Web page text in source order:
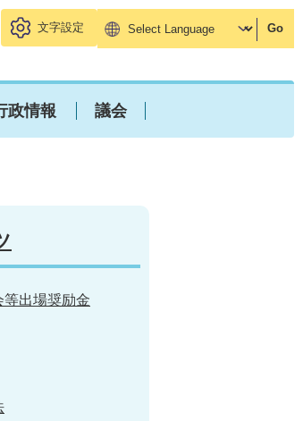
文字設定 Go
政情報 議会
等出場奨励金